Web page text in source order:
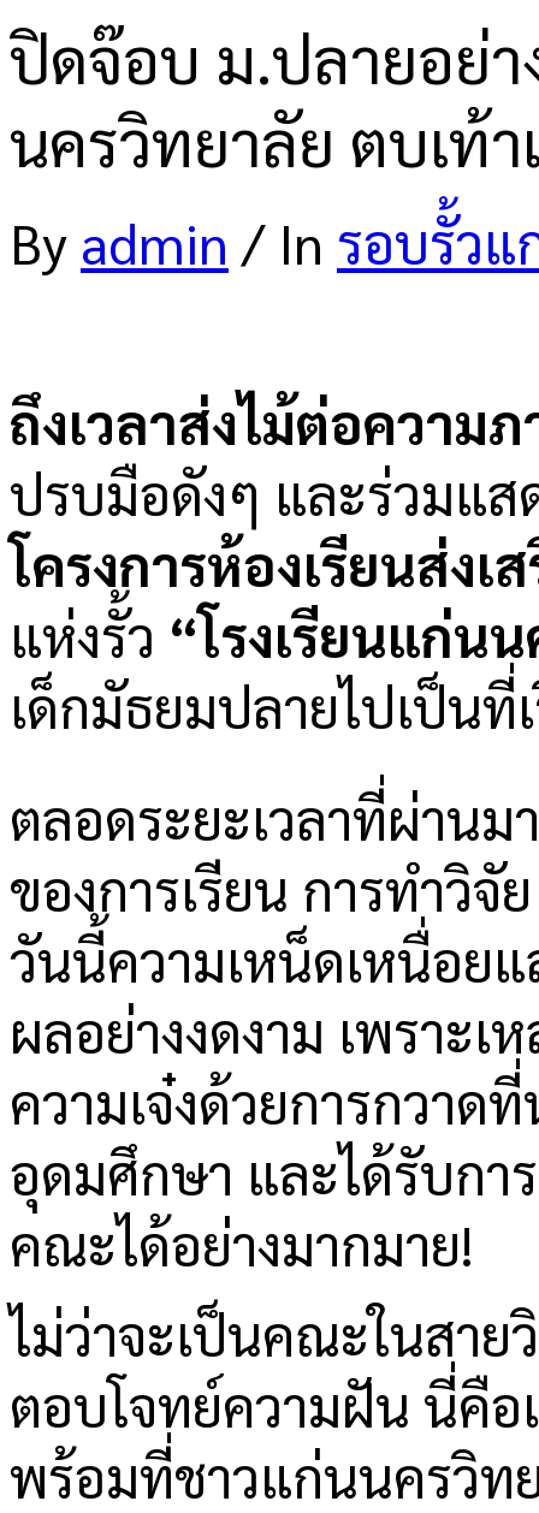
ปิดจ๊อบ ม.ปลายอย่า
นครวิทยาลัย ตบเท้
By admin / In รอบรั้ว
ถึงเวลาส่งไม้ต่อความ
ปรบมือดังๆ และร่วมแ
โครงการห้องเรียนส่ง
แห่งรั้ว “โรงเรียนแก่น
เด็กมัธยมปลายไปเป็น
ตลอดระยะเวลาที่ผ่านม
ของการเรียน การทำวิจั
วันนี้ความเหน็ดเหนื่อย
ผลอย่างงดงาม เพราะเ
ความเจ๋งด้วยการกวาด
อุดมศึกษา และได้รับกา
คณะได้อย่างมากมาย!
ไม่ว่าจะเป็นคณะในสา
ตอบโจทย์ความฝัน นี่คื
พร้อมที่ชาวแก่นนครวิท